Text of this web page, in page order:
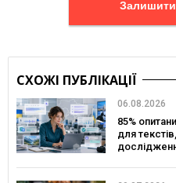
СХОЖІ ПУБЛІКАЦІЇ
06.08.2026
85%
для